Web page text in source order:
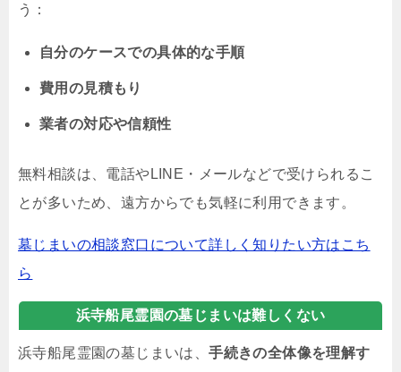
う：
自分のケースでの具体的な手順
費用の見積もり
業者の対応や信頼性
無料相談は、電話やLINE・メールなどで受けられるこ
とが多いため、遠方からでも気軽に利用できます。
墓じまいの相談窓口について詳しく知りたい方はこち
ら
浜寺船尾霊園の墓じまいは難しくない
浜寺船尾霊園の墓じまいは、手続きの全体像を理解す